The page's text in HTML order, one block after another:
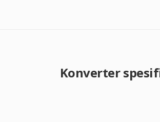
Konverter